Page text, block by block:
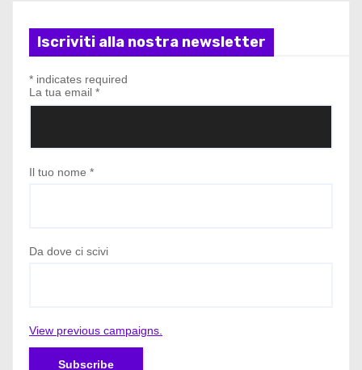
Iscriviti alla nostra newsletter
* indicates required
La tua email *
Il tuo nome *
Da dove ci scivi
View previous campaigns.